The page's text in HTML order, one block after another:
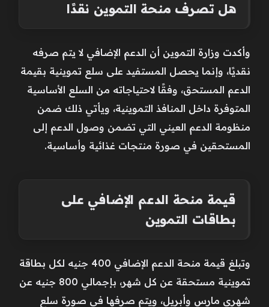
هل تصرف منحة التموين نقدًا
وأكدت وزارة التموين أن الدعم الإضافي لا يتم صرفه
نقديًا، وإنما يحصل المستفيد على سلع تموينية بقيمة
الدعم المستحق، وفقًا لاحتياجاته من السلع الأساسية
المتوفرة داخل المنافذ التموينية، ويأتي ذلك ضمن
منظومة الدعم العيني التي تضمن وصول الدعم إلى
المستحقين في صورة منتجات غذائية وأساسية.
قيمة منحة الدعم الإضافي على
بطاقات التموين
وتبلغ قيمة منحة الدعم الإضافي 400 جنيه لكل بطاقة
تموينية مستحقة عن كل شهر، بإجمالي 800 جنيه عن
شهري مارس وأبريل، ويتم صرفها في صورة سلع